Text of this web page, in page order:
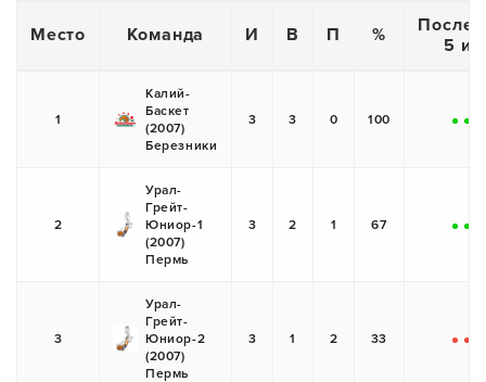
Место Команда И В П %
5
1
Калий-
Баскет
(2007)
Березники
3 3 0 100
+ +
2
Урал-
Грейт-
Юниор-1
(2007)
Пермь
3 2 1 67
+ +
3
Урал-
Грейт-
Юниор-2
(2007)
Пермь
3 1 2 33
- -